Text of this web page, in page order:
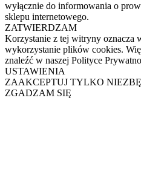
wyłącznie do informowania o
sklepu internetowego.
ZATWIERDZAM
Korzystanie z tej witryny oznacza
wykorzystanie plików cookies.
znaleźć w naszej Polityce
USTAWIENIA
ZAAKCEPTUJ TYLKO
ZGADZAM SIĘ